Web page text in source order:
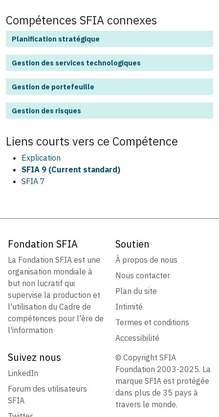
Compétences SFIA connexes
Planification stratégique
Gestion des services technologiques
Gestion de portefeuille
Gestion des risques
Liens courts vers ce Compétence
Explication
SFIA 9 (Current standard)
SFIA 7
Fondation SFIA
La Fondation SFIA est une
organisation mondiale à
but non lucratif qui
supervise la production et
l'utilisation du Cadre de
compétences pour l'ère de
l'information
Soutien
À propos de nous
Nous contacter
Plan du site
Intimité
Termes et conditions
Accessibilité
Suivez nous
LinkedIn
Forum des utilisateurs
SFIA
© Copyright SFIA
Foundation 2003-2025. La
marque SFIA est protégée
dans plus de 35 pays à
travers le monde.